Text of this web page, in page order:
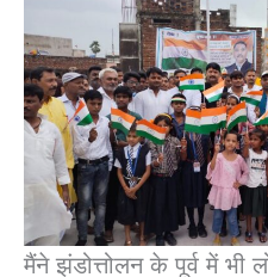
मैंने झंडोत्तोलन के पूर्व में भी